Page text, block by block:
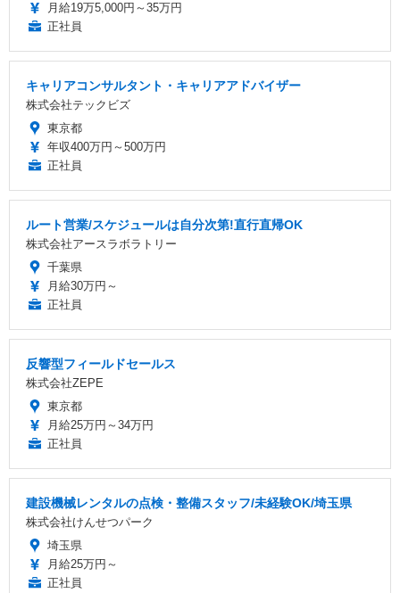
月給19万5,000円～35万円
正社員
キャリアコンサルタント・キャリアアドバイザー
株式会社テックビズ
東京都
年収400万円～500万円
正社員
ルート営業/スケジュールは自分次第!直行直帰OK
株式会社アースラボラトリー
千葉県
月給30万円～
正社員
反響型フィールドセールス
株式会社ZEPE
東京都
月給25万円～34万円
正社員
建設機械レンタルの点検・整備スタッフ/未経験OK/埼玉県
株式会社けんせつパーク
埼玉県
月給25万円～
正社員